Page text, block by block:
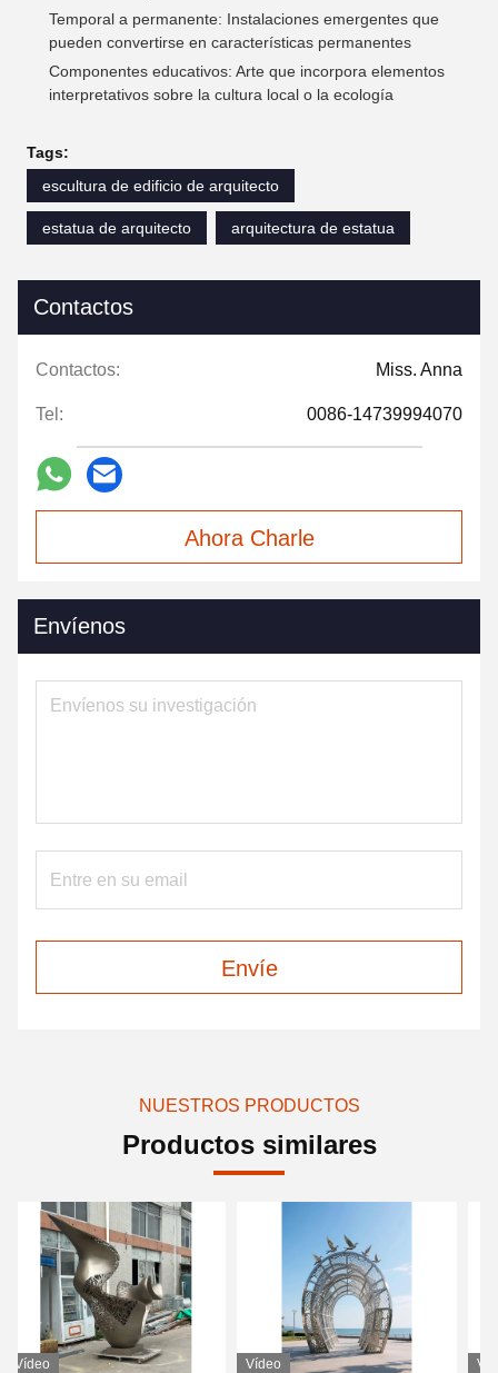
Temporal a permanente: Instalaciones emergentes que
pueden convertirse en características permanentes
Componentes educativos: Arte que incorpora elementos
interpretativos sobre la cultura local o la ecología
Tags:
escultura de edificio de arquitecto
estatua de arquitecto arquitectura de estatua
Contactos
Contactos: Miss. Anna
Tel: 0086-14739994070
Ahora Charle
Envíenos
Envíe
NUESTROS PRODUCTOS
Productos similares
Vídeo Vídeo